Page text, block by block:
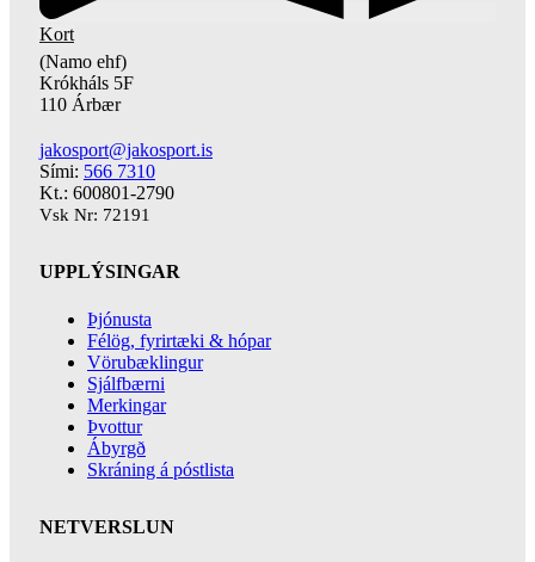
Kort
(Namo ehf)
Krókháls 5F
110 Árbær
jakosport@jakosport.is
Sími: 566 7310
Kt.: 600801-2790
Vsk Nr: 72191
UPPLÝSINGAR
Þjónusta
Félög, fyrirtæki & hópar
Vörubæklingur
Sjálfbærni
Merkingar
Þvottur
Ábyrgð
Skráning á póstlista
NETVERSLUN